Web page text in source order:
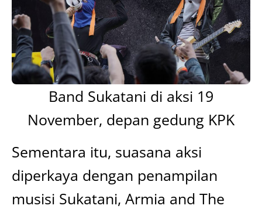
Band Sukatani di aksi 19
November, depan gedung KPK
Sementara itu, suasana aksi
diperkaya dengan penampilan
musisi Sukatani, Armia and The